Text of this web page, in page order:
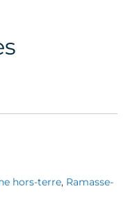
hors-terre, Ramasse-